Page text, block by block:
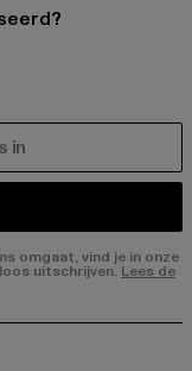
omgaat, vind je in onze
uitschrijven. Lees de